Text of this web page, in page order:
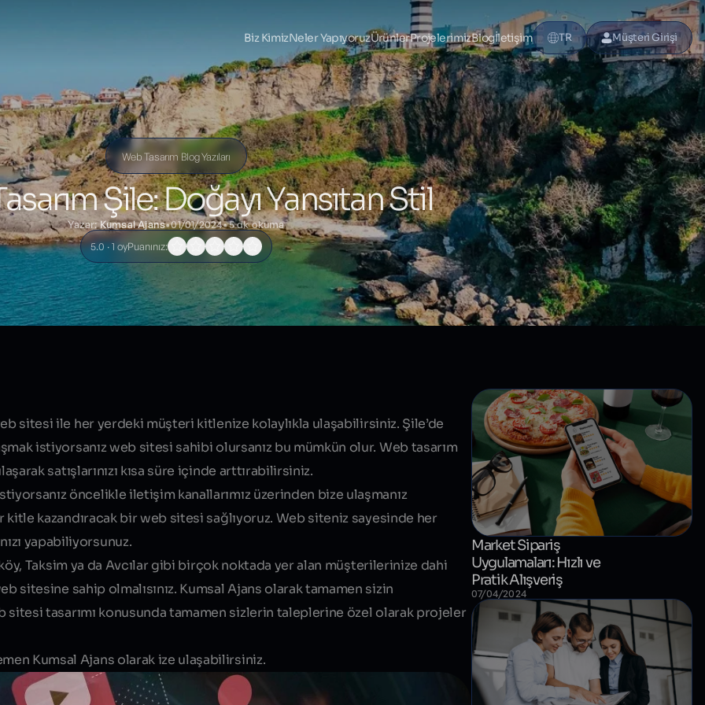
Biz KimizNeler YapıyoruzÜrünlerProjelerimizBlogİletişim TR Müşteri Girişi
Web Tasarım Blog Yazıları
Şile: Doğayı Yansıtan Stil
Yazar:Kumsal Ajans•01/01/2024•5 dk okuma
5.0 · 1 oyPuanınız:
sitesi ile her yerdeki müşteri kitlenize kolaylıkla ulaşabilirsiniz. Şile’de
istiyorsanız web sitesi sahibi olursanız bu mümkün olur. Web tasarım
satışlarınızı kısa süre içinde arttırabilirsiniz.
öncelikle iletişim kanallarımız üzerinden bize ulaşmanız
kazandıracak bir web sitesi sağlıyoruz. Web siteniz sayesinde her
yapabiliyorsunuz.
Taksim ya da Avcılar gibi birçok noktada yer alan müşterilerinize dahi
sitesine sahip olmalısınız. Kumsal Ajans olarak tamamen sizin
tasarımı konusunda tamamen sizlerin taleplerine özel olarak projeler
Kumsal Ajans olarak ize ulaşabilirsiniz.
Market Sipariş
Uygulamaları: Hızlı ve
Pratik Alışveriş
07/04/2024